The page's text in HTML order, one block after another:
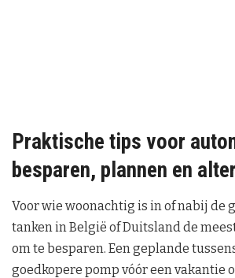
Praktische tips voor
besparen, plannen en
Voor wie woonachtig is in of nabij de
tanken in België of Duitsland de
om te besparen. Een geplande
goedkopere pomp vóór een vakantie